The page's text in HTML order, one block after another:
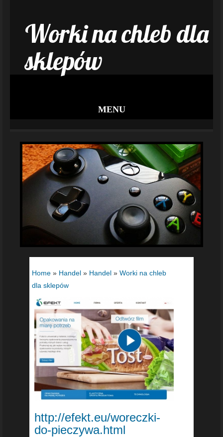
Worki na chleb dla
sklepów
MENU
Home » Handel » Handel » Worki na chleb
dla sklepów
http://efekt.eu/woreczki-
do-pieczywa.html